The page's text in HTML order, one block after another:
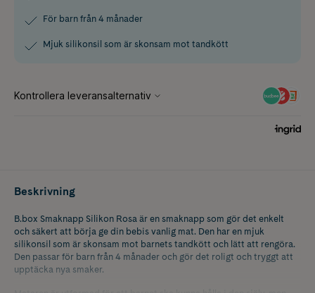
För barn från 4 månader
Mjuk silikonsil som är skonsam mot tandkött
Beskrivning
B.box Smaknapp Silikon Rosa är en smaknapp som gör det enkelt
och säkert att börja ge din bebis vanlig mat. Den har en mjuk
silikonsil som är skonsam mot barnets tandkött och lätt att rengöra.
Den passar för barn från 4 månader och gör det roligt och tryggt att
upptäcka nya smaker.